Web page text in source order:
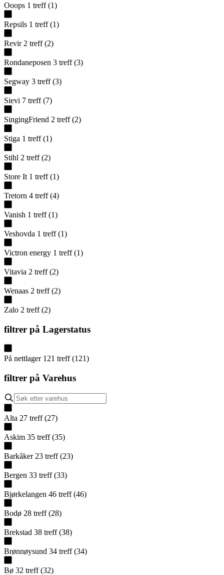
Ooops 1 treff (1)
Repsils 1 treff (1)
Revir 2 treff (2)
Rondaneposen 3 treff (3)
Segway 3 treff (3)
Sievi 7 treff (7)
SingingFriend 2 treff (2)
Stiga 1 treff (1)
Stihl 2 treff (2)
Store It 1 treff (1)
Tretorn 4 treff (4)
Vanish 1 treff (1)
Veshovda 1 treff (1)
Victron energy 1 treff (1)
Vitavia 2 treff (2)
Wenaas 2 treff (2)
Zalo 2 treff (2)
filtrer på Lagerstatus
På nettlager 121 treff (121)
filtrer på Varehus
Alta 27 treff (27)
Askim 35 treff (35)
Barkåker 23 treff (23)
Bergen 33 treff (33)
Bjørkelangen 46 treff (46)
Bodø 28 treff (28)
Brekstad 38 treff (38)
Brønnøysund 34 treff (34)
Bø 32 treff (32)